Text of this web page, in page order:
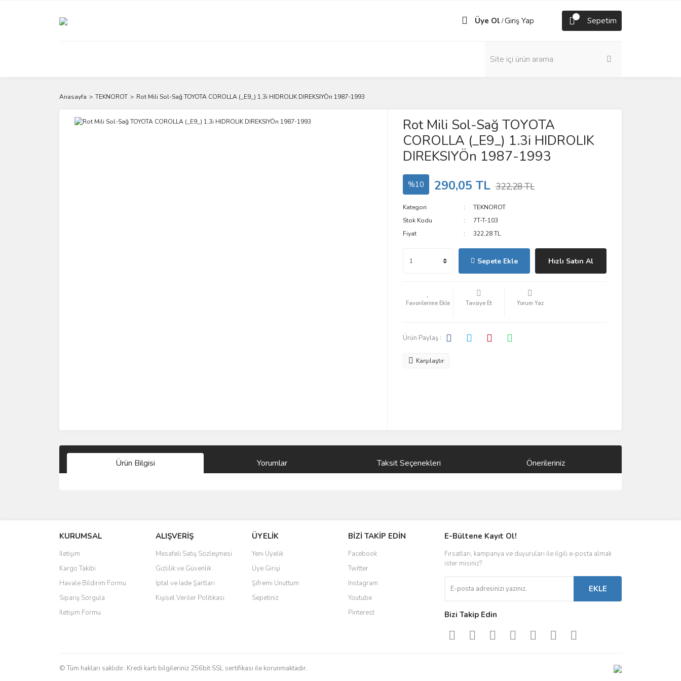
Üye Ol /Giriş Yap Sepetim
Anasayfa TEKNOROT Rot Mili Sol-Sağ TOYOTA COROLLA (_E9_) 1.3i HIDROLIK DIREKSIYÖn 1987-1993
Rot Mili Sol-Sağ TOYOTA
COROLLA (_E9_) 1.3i HIDROLIK
DIREKSIYÖn 1987-1993
%10 290,05 TL 322,28 TL
Kategori
TEKNOROT
Stok Kodu
7T-T-103
Fiyat
322,28 TL
Sepete Ekle Hızlı Satın Al
Tavsiye Et Yorum Yaz
Ürün Paylaş :
Karşılaştır
Ürün Bilgisi Yorumlar Taksit Seçenekleri Önerileriniz
Ürün resmi kalitesiz, bozuk veya görüntülenemiyor.
Ürün açıklamasında eksik bilgiler bulunuyor.
Ürün bilgilerinde hatalar bulunuyor.
Ürün fiyatı diğer sitelerden daha pahalı.
Bu ürüne benzer farklı alternatifler olmalı.
KURUMSAL
İletişim
Kargo Takibi
Havale Bildirim Formu
Sipariş Sorgula
İletişim Formu
ALIŞVERİŞ
Mesafeli Satış Sözleşmesi
Gizlilik ve Güvenlik
İptal ve İade Şartları
Kişisel Veriler Politikası
ÜYELİK
Yeni Üyelik
Üye Girişi
Şifremi Unuttum
Sepetiniz
BİZİ TAKİP EDİN
Facebook
Twitter
Instagram
Youtube
Pinterest
E-Bültene Kayıt Ol!
Fırsatları, kampanya ve duyuruları ile ilgili e-posta almak
ister misiniz?
EKLE
Bizi Takip Edin
© Tüm hakları saklıdır. Kredi kartı bilgileriniz 256bit SSL sertifikası ile korunmaktadır.